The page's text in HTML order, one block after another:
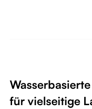
für vielseitige